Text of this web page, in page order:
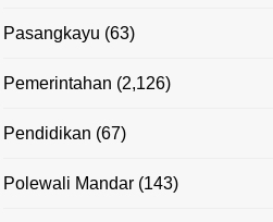
Pasangkayu (63)
Pemerintahan (2,126)
Pendidikan (67)
Polewali Mandar (143)